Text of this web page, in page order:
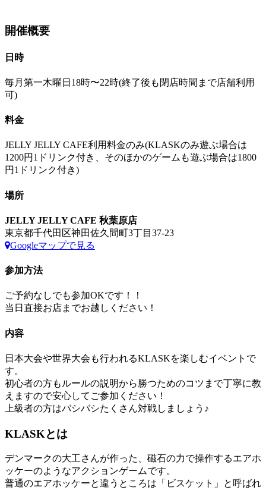
開催概要
日時
毎月第一木曜日18時〜22時(終了後も閉店時間まで店舗利用
可)
料金
JELLY JELLY CAFE利用料金のみ(KLASKのみ遊ぶ場合は
1200円1ドリンク付き、そのほかのゲームも遊ぶ場合は1800
円1ドリンク付き)
場所
JELLY JELLY CAFE 秋葉原店
東京都千代田区神田佐久間町3丁目37-23
Googleマップで見る
参加方法
ご予約なしでも参加OKです！！
当日直接お店までお越しください！
内容
日本大会や世界大会も行われるKLASKを楽しむイベントで
す。
初心者の方もルールの説明から勝つためのコツまで丁寧に教
えますので安心してご参加ください！
上級者の方はバシバシたくさん対戦しましょう♪
KLASKとは
デンマークの大工さんが作った、磁石の力で操作するエアホ
ッケーのようなアクションゲームです。
普通のエアホッケーと違うところは「ビスケット」と呼ばれ